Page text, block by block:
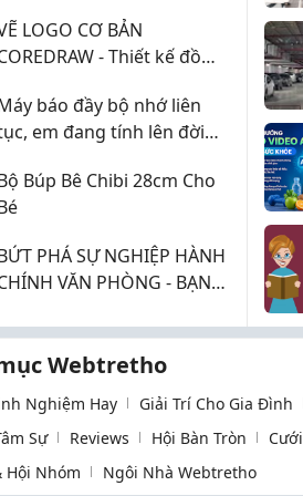
LOGO CƠ BẢN
- Thiết kế đồ
báo đầy bộ nhớ liên
em đang tính lên đời
mom cho em xin ý kiến
ạ!
Búp Bê Chibi 28cm Cho
PHÁ SỰ NGHIỆP HÀNH
VĂN PHÒNG - BẠN
Webtretho
Nghiệm Hay Giải Trí Cho Gia Đình
Sự Reviews Hội Bàn Tròn Cưới
Hội Nhóm
Ngôi Nhà Webtretho